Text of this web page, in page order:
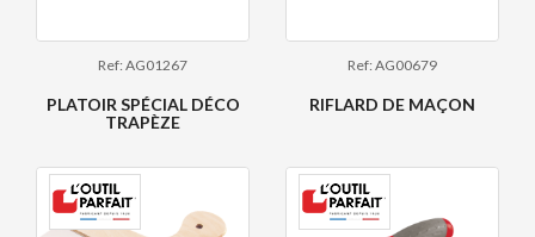
Ref: AG01267
PLATOIR SPÉCIAL DÉCO
TRAPÈZE
Ref: AG00679
RIFLARD DE MAÇON